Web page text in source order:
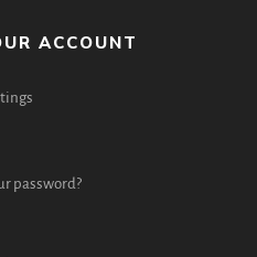
ACCOUNT
password?